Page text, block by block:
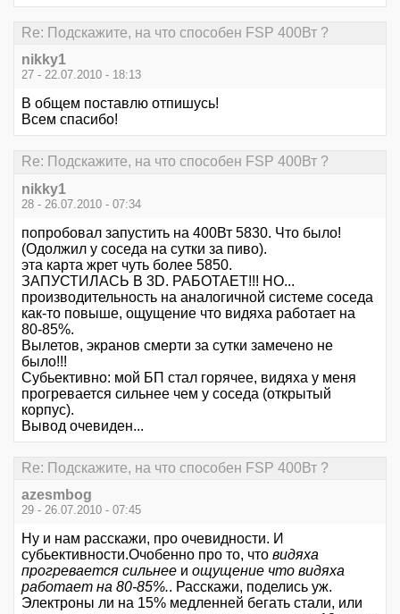
Re: Подскажите, на что способен FSP 400Вт ?
nikky1
27 - 22.07.2010 - 18:13
В общем поставлю отпишусь!
Всем спасибо!
Re: Подскажите, на что способен FSP 400Вт ?
nikky1
28 - 26.07.2010 - 07:34
попробовал запустить на 400Вт 5830. Что было!
(Одолжил у соседа на сутки за пиво).
эта карта жрет чуть более 5850.
ЗАПУСТИЛАСЬ В 3D. РАБОТАЕТ!!! НО...
производительность на аналогичной системе соседа
как-то повыше, ощущение что видяха работает на
80-85%.
Вылетов, экранов смерти за сутки замечено не
было!!!
Субьективно: мой БП стал горячее, видяха у меня
прогревается сильнее чем у соседа (открытый
корпус).
Вывод очевиден...
Re: Подскажите, на что способен FSP 400Вт ?
azesmbog
29 - 26.07.2010 - 07:45
Ну и нам расскажи, про очевидности. И
субьективности.Очобенно про то, что видяха
прогревается сильнее и ощущение что видяха
работает на 80-85%.. Расскажи, поделись уж.
Электроны ли на 15% медленней бегать стали, или